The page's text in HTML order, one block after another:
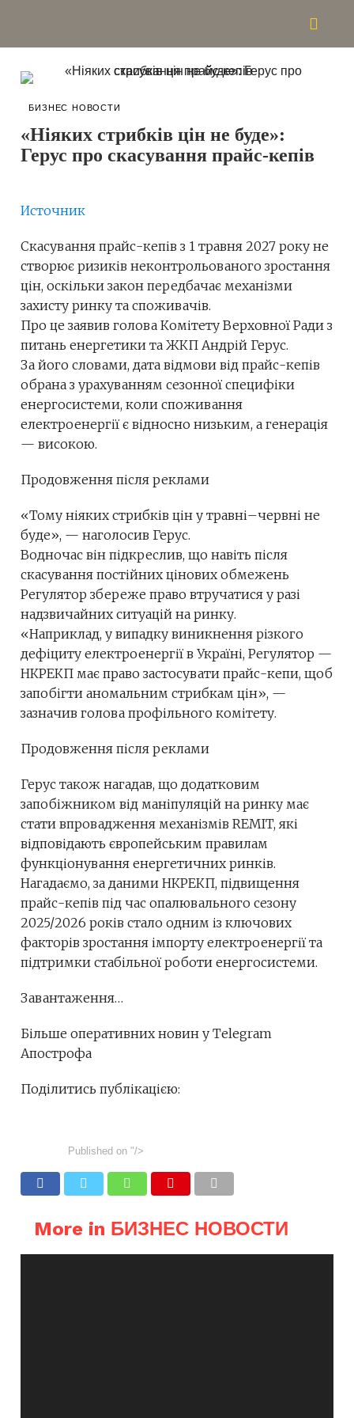
БИЗНЕС НОВОСТИ
«Ніяких стрибків цін не буде»:
Герус про скасування прайс-кепів
Источник
Скасування прайс-кепів з 1 травня 2027 року не
створює ризиків неконтрольованого зростання
цін, оскільки закон передбачає механізми
захисту ринку та споживачів.
Про це заявив голова Комітету Верховної Ради з
питань енергетики та ЖКП Андрій Герус.
За його словами, дата відмови від прайс-кепів
обрана з урахуванням сезонної специфіки
енергосистеми, коли споживання
електроенергії є відносно низьким, а генерація
— високою.
Продовження після реклами
«Тому ніяких стрибків цін у травні–червні не
буде», — наголосив Герус.
Водночас він підкреслив, що навіть після
скасування постійних цінових обмежень
Регулятор збереже право втручатися у разі
надзвичайних ситуацій на ринку.
«Наприклад, у випадку виникнення різкого
дефіциту електроенергії в Україні, Регулятор —
НКРЕКП має право застосувати прайс-кепи, щоб
запобігти аномальним стрибкам цін», —
зазначив голова профільного комітету.
Продовження після реклами
Герус також нагадав, що додатковим
запобіжником від маніпуляцій на ринку має
стати впровадження механізмів REMIT, які
відповідають європейським правилам
функціонування енергетичних ринків.
Нагадаємо, за даними НКРЕКП, підвищення
прайс-кепів під час опалювального сезону
2025/2026 років стало одним із ключових
факторів зростання імпорту електроенергії та
підтримки стабільної роботи енергосистеми.
Завантаження…
Більше оперативних новин у Telegram
Апострофа
Поділитись публікацією:
Published on "/>
More in БИЗНЕС НОВОСТИ